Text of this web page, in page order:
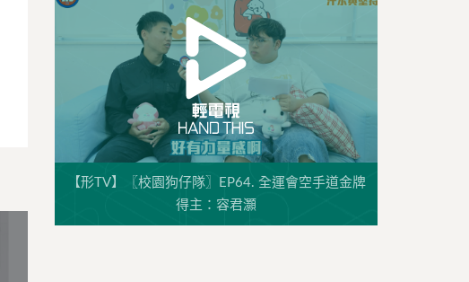
【形TV】〖校園狗仔隊〗EP64. 全運會空手道金牌
得主：容君灝